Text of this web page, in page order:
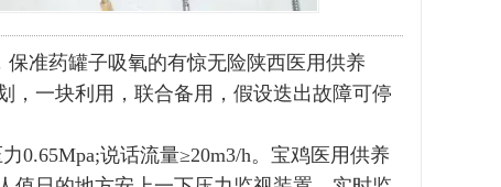
准药罐子吸氧的有惊无险陕西医用供养
，一块利用，联合备用，假设迭出故障可停
说话流量≥20m3/h。 宝鸡医用供养